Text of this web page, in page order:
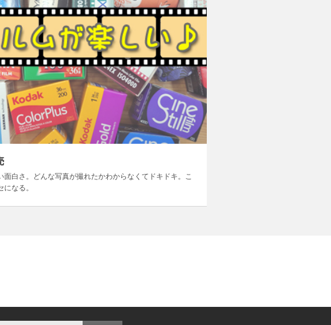
面白さ。どんな写真が撮れたかわからなくてドキドキ。こ
なる。